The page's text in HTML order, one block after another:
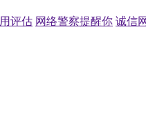
评估 网络警察提醒你 诚信